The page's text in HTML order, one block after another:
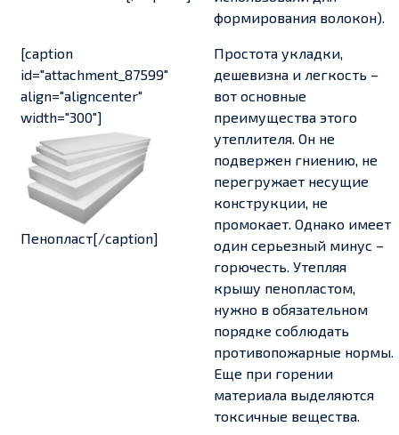
формирования волокон).
[caption
id="attachment_87599"
align="aligncenter"
width="300"]
Пенопласт[/caption]
Простота укладки,
дешевизна и легкость –
вот основные
преимущества этого
утеплителя. Он не
подвержен гниению, не
перегружает несущие
конструкции, не
промокает. Однако имеет
один серьезный минус –
горючесть. Утепляя
крышу пенопластом,
нужно в обязательном
порядке соблюдать
противопожарные нормы.
Еще при горении
материала выделяются
токсичные вещества.